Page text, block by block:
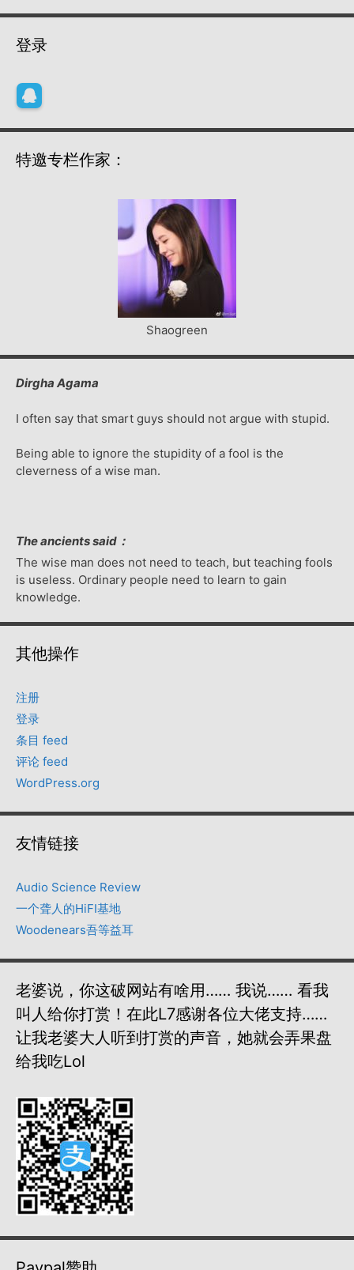
登录
特邀专栏作家：
Shaogreen
Dirgha Agama
I often say that smart guys should not argue with stupid.
Being able to ignore the stupidity of a fool is the
cleverness of a wise man.
The ancients said：
The wise man does not need to teach, but teaching fools
is useless. Ordinary people need to learn to gain
knowledge.
其他操作
注册
登录
条目 feed
评论 feed
WordPress.org
友情链接
Audio Science Review
一个聋人的HiFI基地
Woodenears吾等益耳
老婆说，你这破网站有啥用…… 我说…… 看我
叫人给你打赏！在此L7感谢各位大佬支持……
让我老婆大人听到打赏的声音，她就会弄果盘
给我吃lol